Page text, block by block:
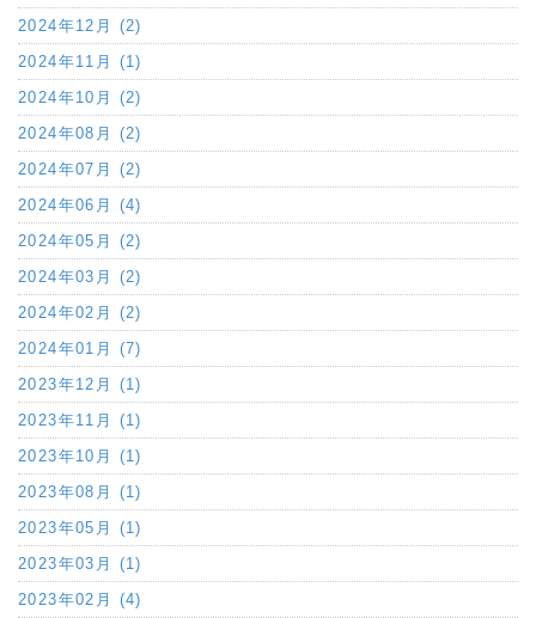
2024年12月 (2)
2024年11月 (1)
2024年10月 (2)
2024年08月 (2)
2024年07月 (2)
2024年06月 (4)
2024年05月 (2)
2024年03月 (2)
2024年02月 (2)
2024年01月 (7)
2023年12月 (1)
2023年11月 (1)
2023年10月 (1)
2023年08月 (1)
2023年05月 (1)
2023年03月 (1)
2023年02月 (4)